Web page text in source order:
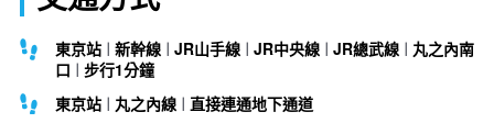
東京站 新幹線 JR山手線 JR中央線 JR總武線
丸之內南
口
步行1分鐘
東京站
丸之內線 直接連通地下通道